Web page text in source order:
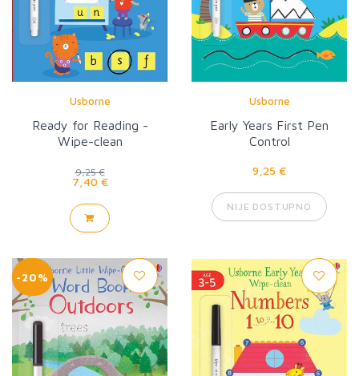
Usborne
Ready for Reading -
Wipe-clean
9,25 €
7,40 €
Usborne
Early Years First Pen
Control
9,25 €
NIJE DOSTUPNO
-20%